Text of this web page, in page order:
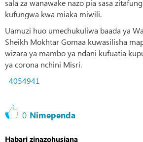
sala za wanawake nazo pia sasa
kufungwa kwa miaka miwili.
Uamuzi huo umechukuliwa baada ya
Sheikh Mokhtar Gomaa kuwasilisha
wizara ya mambo ya ndani kufuatia
ya corona nchini Misri.
4054941
0 Nimependa
Habari zinazohusiana